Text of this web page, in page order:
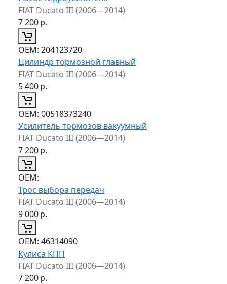
FIAT Ducato III (2006—2014)
7 200р.
ОЕМ: 204123720
Цилиндр тормозной главный
FIAT Ducato III (2006—2014)
5 400р.
ОЕМ: 00518373240
Усилитель тормозов вакуумный
FIAT Ducato III (2006—2014)
7 200р.
ОЕМ:
Трос выбора передач
FIAT Ducato III (2006—2014)
9 000р.
ОЕМ: 46314090
Кулиса КПП
FIAT Ducato III (2006—2014)
7 200р.